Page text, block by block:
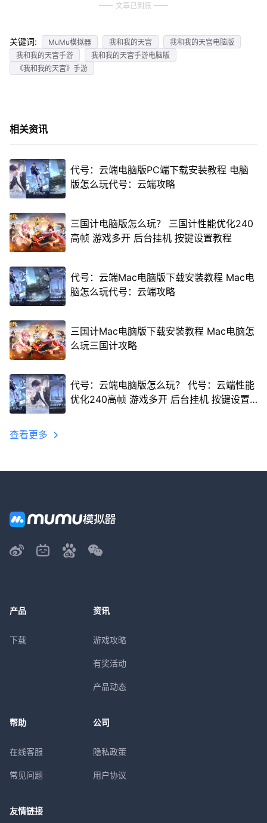
文章已到底
关键词: MuMu模拟器 我和我的天宫
我和我的天宫电脑版
我和我的天宫手游
我和我的天宫手游电脑版
《我和我的天宫》手游
相关资讯
代号：云端电脑版PC端下载安装教程 电脑
版怎么玩代号：云端攻略
三国计电脑版怎么玩？ 三国计性能优化240
高帧 游戏多开 后台挂机 按键设置教程
代号：云端Mac电脑版下载安装教程 Mac电
脑怎么玩代号：云端攻略
三国计Mac电脑版下载安装教程 Mac电脑怎
么玩三国计攻略
代号：云端电脑版怎么玩？ 代号：云端性能
优化240高帧 游戏多开 后台挂机 按键设置
查看更多
产品
下载
资讯
游戏攻略
有奖活动
产品动态
帮助
在线客服
常见问题
公司
隐私政策
用户协议
友情链接